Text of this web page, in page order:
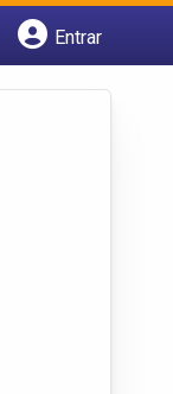
Entrar